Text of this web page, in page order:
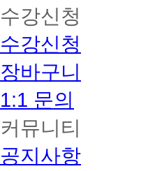
수강신청
수강신청
장바구니
1:1 문의
커뮤니티
공지사항